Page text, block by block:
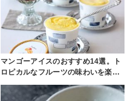
マンゴーアイスのおすすめ14選。ト
ロピカルなフルーツの味わいを楽…